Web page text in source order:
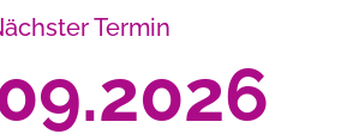
Termin